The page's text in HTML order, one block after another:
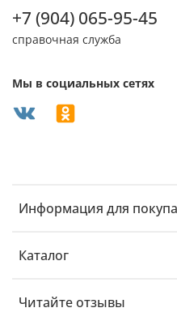
Информация для
Каталог
Читайте отзывы
+7 (904) 065-95-45
справочная служба
Мы в социальных сетях